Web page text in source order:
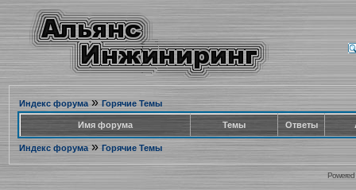
Индекс форума» Горячие Темы
Имя форума Темы Ответы
Индекс форума» Горячие Темы